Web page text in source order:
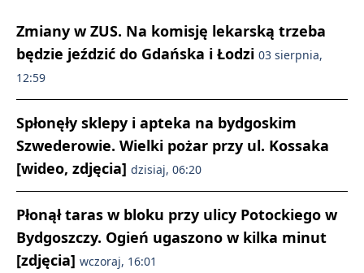
Zmiany w ZUS. Na komisję lekarską trzeba
będzie jeździć do Gdańska i Łodzi 03 sierpnia,
12:59
Spłonęły sklepy i apteka na bydgoskim
Szwederowie. Wielki pożar przy ul. Kossaka
[wideo, zdjęcia] dzisiaj, 06:20
Płonął taras w bloku przy ulicy Potockiego w
Bydgoszczy. Ogień ugaszono w kilka minut
[zdjęcia] wczoraj, 16:01